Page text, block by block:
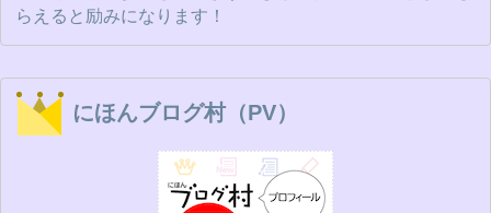
らえると励みになります！
にほんブログ村（PV）